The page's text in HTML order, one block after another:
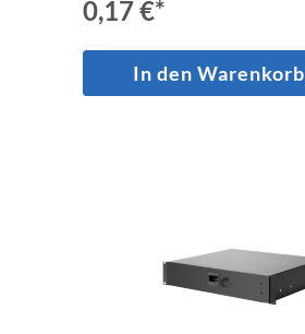
0,17 €*
In den Warenkorb